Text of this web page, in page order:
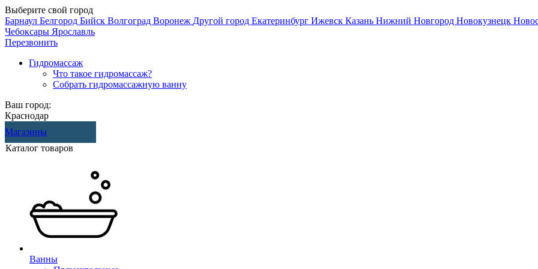
Выберите свой город
Барнаул Белгород Бийск Волгоград Воронеж Другой город Екатеринбург Ижевск Казань Нижний Новгород Новокузнецк
Чебоксары Ярославль
Перезвонить
Гидромассаж
Что такое гидромассаж?
Собрать гидромассажную ванну
Ваш город:
Краснодар
Магазины
Каталог товаров
Ванны